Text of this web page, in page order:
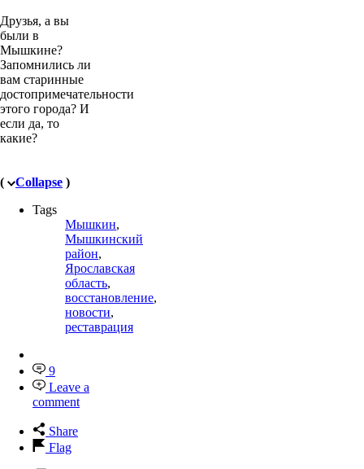
Друзья, а вы
были в
Мышкине?
Запомнились ли
вам старинные
достопримечательности
этого города? И
если да, то
какие?
( Collapse )
Tags
Мышкин,
Мышкинский
район,
Ярославская
область,
восстановление,
новости,
реставрация
9
Leave a
comment
Share
Flag